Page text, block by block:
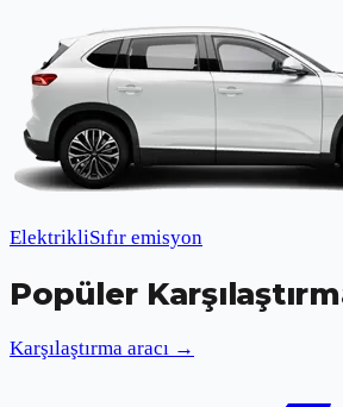
ElektrikliSıfır emisyon
Popüler
Karşılaştırma aracı →